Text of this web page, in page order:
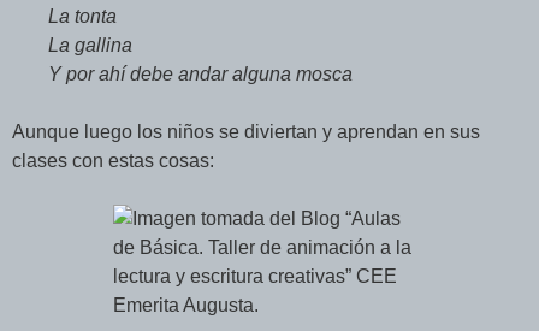
La tonta
La gallina
Y por ahí debe andar alguna mosca
Aunque luego los niños se diviertan y aprendan en sus
clases con estas cosas: